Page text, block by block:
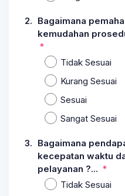
2. Bagaimana
kemudahan
Tidak Sesuai
Kurang Sesuai
Sesuai
Sangat Sesuai
3. Bagaimana
kecepatan waktu
pelayanan ?...
Tidak Sesuai